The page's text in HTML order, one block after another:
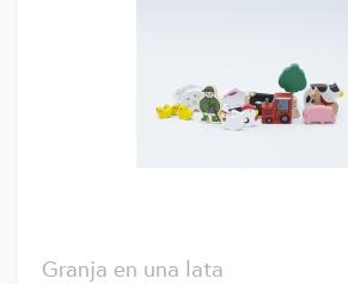
Granja en una lata